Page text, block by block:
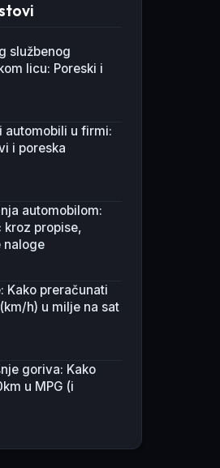
službenog
licu: Poreski i
automobili u firmi:
i poreska
automobilom:
kroz propise,
naloge
Kako preračunati
h) u milje na sat
goriva: Kako
u MPG (i